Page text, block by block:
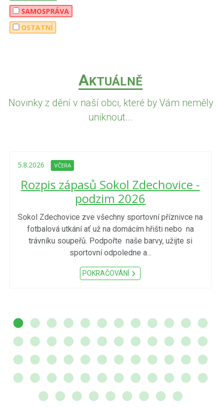
SAMOSPRÁVA
OSTATNÍ
AKTUÁLNĚ
Novinky z dění v naší obci, které by Vám neměly
uniknout...
5.8.2026 VČERA
Rozpis zápasů Sokol Zdechovice -
podzim 2026
Sokol Zdechovice zve všechny sportovní příznivce na
fotbalová utkání ať už na domácím hřišti nebo na
trávníku soupeřů. Podpořte naše barvy, užijte si
sportovní odpoledne a...
POKRAČOVÁNÍ